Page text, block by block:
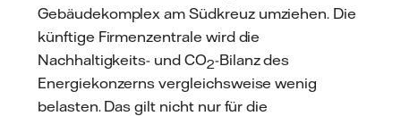
Gebäudekomplex am Südkreuz umziehen. Die
künftige Firmenzentrale wird die
Nachhaltigkeits- und CO2-Bilanz des
Energiekonzerns vergleichsweise wenig
belasten. Das gilt nicht nur für die